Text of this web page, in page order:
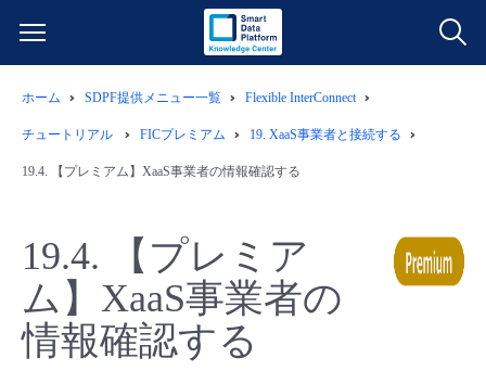
サービス一覧
データ利活用
ネットワーク
IoT
よくある質問
クラウド/サーバー
ネットワーク
料金シミュレーター
データ利活用
ご利用開始ガイド
■ 管理機能
ユースケース
ホーム SDPF提供メニュー一覧 Flexible InterConnect
チュートリアル FICプレミアム 19. XaaS事業者と接続する
19.4. 【プレミアム】XaaS事業者の情報確認する
19.4.
【プレミア
ム】XaaS事業者の
情報確認する